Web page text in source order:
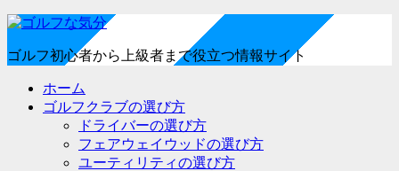
ゴルフ初心者から上級者まで役立つ情報サイト
ホーム
ゴルフクラブの選び方
ドライバーの選び方
フェアウェイウッドの選び方
ユーティリティの選び方